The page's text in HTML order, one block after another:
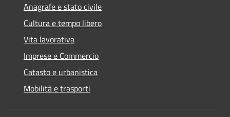
Anagrafe e stato civile
Cultura e tempo libero
Vita lavorativa
Imprese e Commercio
Catasto e urbanistica
Mobilità e trasporti